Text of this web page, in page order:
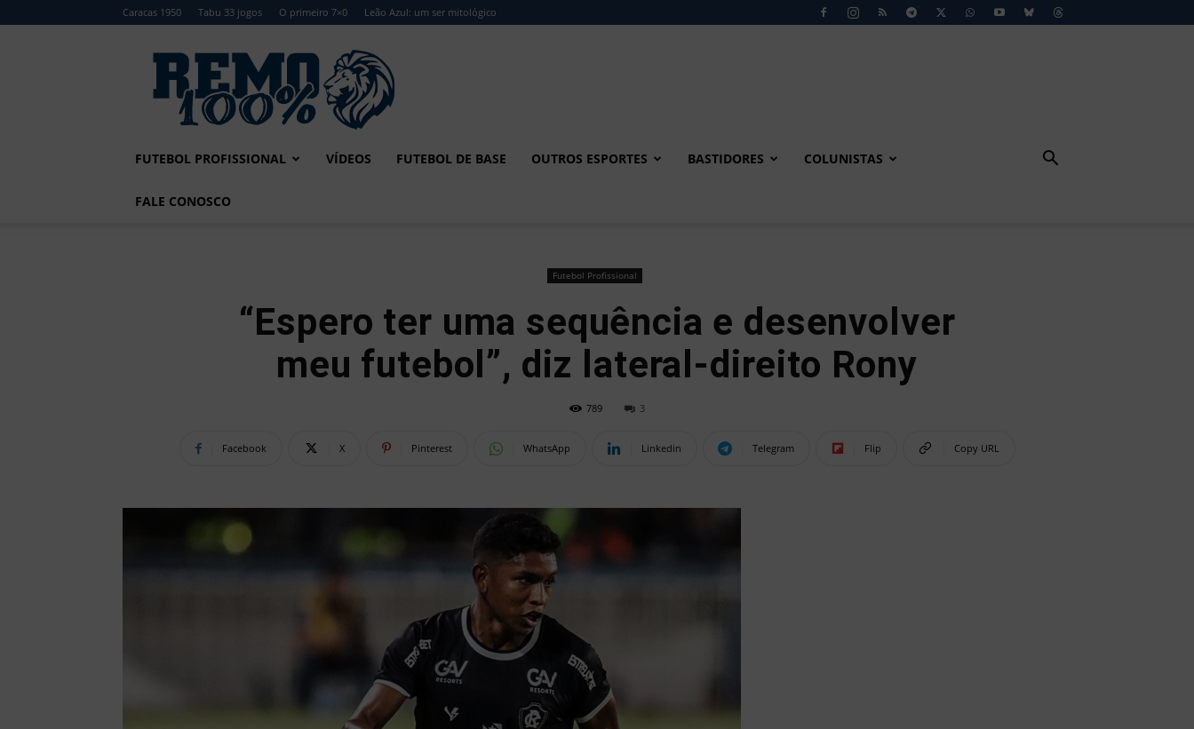
Caracas 1950 Tabu 33 jogos O primeiro 7×0 Leão Azul: um ser mitológico
Remo
FUTEBOL PROFISSIONAL VÍDEOS FUTEBOL DE BASE OUTROS ESPORTES BASTIDORES COLUNISTAS
FALE CONOSCO
Futebol Profissional
“Espero ter uma sequência e desenvolver
meu futebol”, diz lateral-direito Rony
789 3
Facebook X Pinterest WhatsApp Linkedin Telegram Flip Copy URL